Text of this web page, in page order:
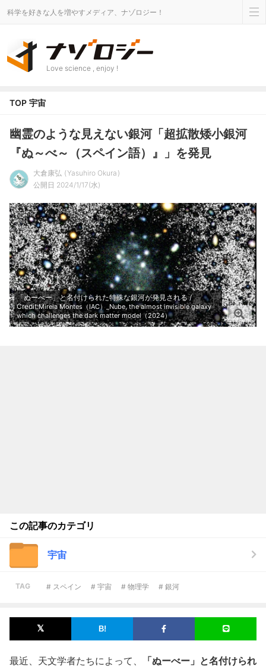
科学を好きな人を増やすメディア、ナゾロジー！
Love science , enjoy !
TOP 宇宙
幽霊のような見えない銀河「超拡散矮小銀河
『ぬ～べ～（スペイン語）』」を発見
大倉康弘
Yasuhiro Okura
公開日 2024/1/17(水)
「ぬーべー」と名付けられた特殊な銀河が発見される /
Credit:Mireia Montes（IAC）_Nube, the almost invisible galaxy
which challenges the dark matter model（2024）
この記事のカテゴリ
宇宙
TAG # スペイン # 宇宙 # 物理学 # 銀河
最近、天文学者たちによって、
「ぬーべー」と名付けられ